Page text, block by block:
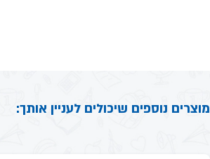
מוצרים נוספים שיכולים לעניין אותך: